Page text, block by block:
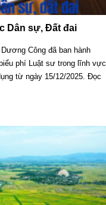
Dân sự, Đất đai
Công đã ban hành
phí Luật sư trong lĩnh vực
từ ngày 15/12/2025. Đọc